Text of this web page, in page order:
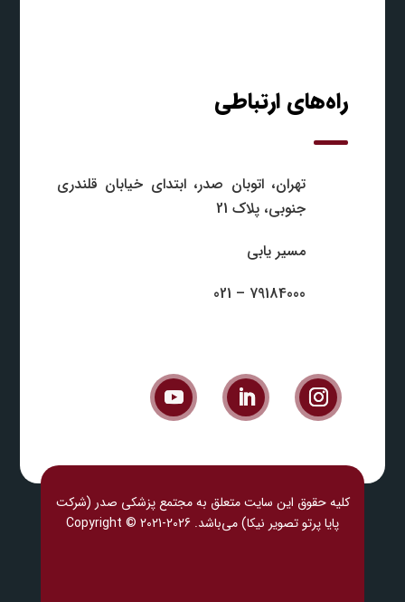
راه‌های ارتباطی
تهران، اتوبان صدر، ابتدای خیابان قلندری
جنوبی، پلاک 21
مسیر یابی
79184000 – 021
کلیه حقوق این سایت متعلق به مجتمع پزشکی صدر (شرکت
پایا پرتو تصویر نیکا) می‎‌باشد. Copyright © 2021-2026